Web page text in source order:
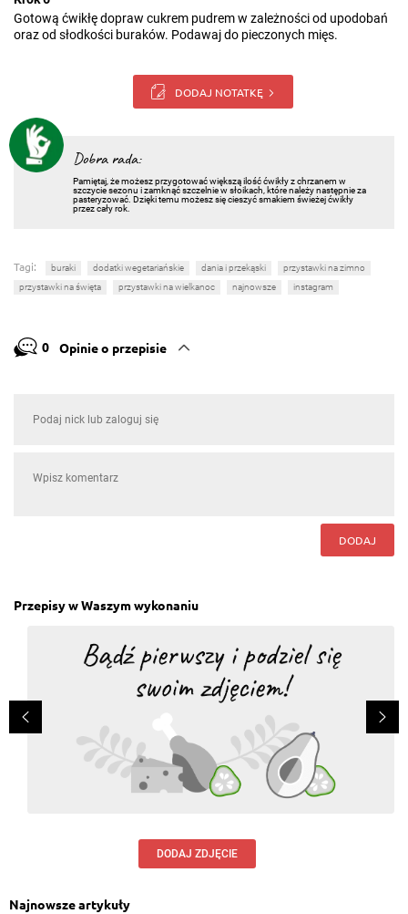
Gotową ćwikłę dopraw cukrem pudrem w zależności od upodobań
oraz od słodkości buraków. Podawaj do pieczonych mięs.
DODAJ NOTATKĘ
Dobra rada:
Pamiętaj, że możesz przygotować większą ilość ćwikły z chrzanem w
szczycie sezonu i zamknąć szczelnie w słoikach, które należy następnie za
pasteryzować. Dzięki temu możesz się cieszyć smakiem świeżej ćwikły
przez cały rok.
Tagi: buraki dodatki wegetariańskie dania i przekąski
przystawki na zimno
przystawki na święta
przystawki na wielkanoc najnowsze instagram
0 Opinie o przepisie
DODAJ
Przepisy w Waszym wykonaniu
DODAJ ZDJĘCIE
Najnowsze artykuły